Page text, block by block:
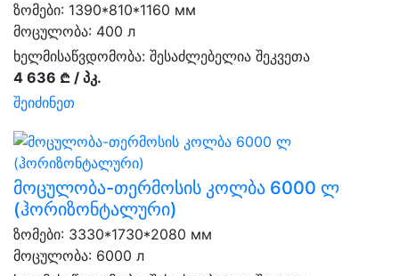
ზომები: 1390*810*1160 мм
მოცულობა: 400 л
ხელმისაწვდომობა: შესაძლებელია შეკვეთა
4 636 ₾ / პკ.
შეიძინეთ
მოცულობა-თერმოსის კოლბა 6000 ლ
(ჰორიზონტალური)
ზომები: 3330*1730*2080 мм
მოცულობა: 6000 л